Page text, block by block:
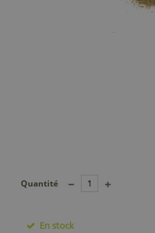
Quantité
En stock